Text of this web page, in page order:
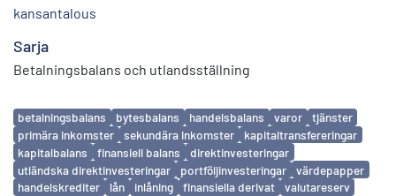
kansantalous
Sarja
Betalningsbalans och utlandsställning
Avainsanat
betalningsbalans bytesbalans handelsbalans varor
tjänster
primära inkomster
sekundära inkomster
kapitaltransfereringar
kapitalbalans
finansiell balans
direktinvesteringar
utländska direktinvesteringar
portföljinvesteringar
värdepapper
handelskrediter
lån inlåning finansiella derivat
valutareserv